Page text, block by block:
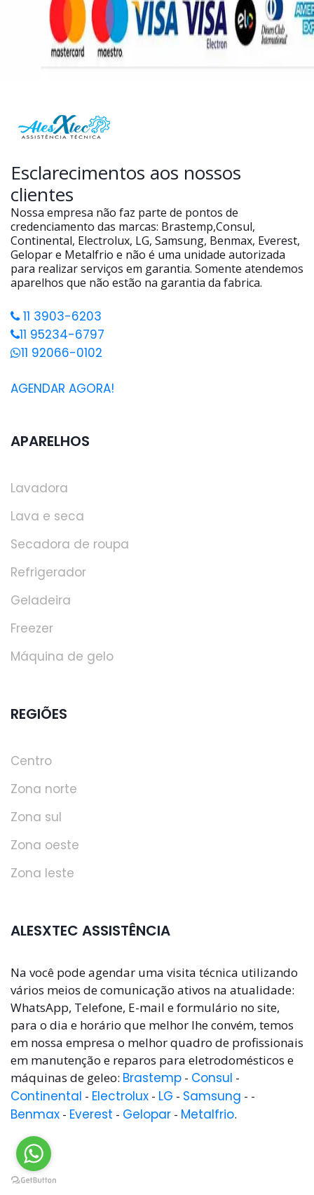
Esclarecimentos aos nossos
clientes
Nossa empresa não faz parte de pontos de
credenciamento das marcas: Brastemp,Consul,
Continental, Electrolux, LG, Samsung, Benmax, Everest,
Gelopar e Metalfrio e não é uma unidade autorizada
para realizar serviços em garantia. Somente atendemos
aparelhos que não estão na garantia da fabrica.
11 3903-6203
11 95234-6797
11 92066-0102
AGENDAR AGORA!
APARELHOS
Lavadora
Lava e seca
Secadora de roupa
Refrigerador
Geladeira
Freezer
Máquina de gelo
REGIÕES
Centro
Zona norte
Zona sul
Zona oeste
Zona leste
ALESXTEC ASSISTÊNCIA
Na você pode agendar uma visita técnica utilizando
vários meios de comunicação ativos na atualidade:
WhatsApp, Telefone, E-mail e formulário no site,
para o dia e horário que melhor lhe convém, temos
em nossa empresa o melhor quadro de profissionais
em manutenção e reparos para eletrodomésticos e
máquinas de geleo: Brastemp - Consul -
Continental - Electrolux - LG - Samsung - -
Benmax - Everest - Gelopar - Metalfrio.